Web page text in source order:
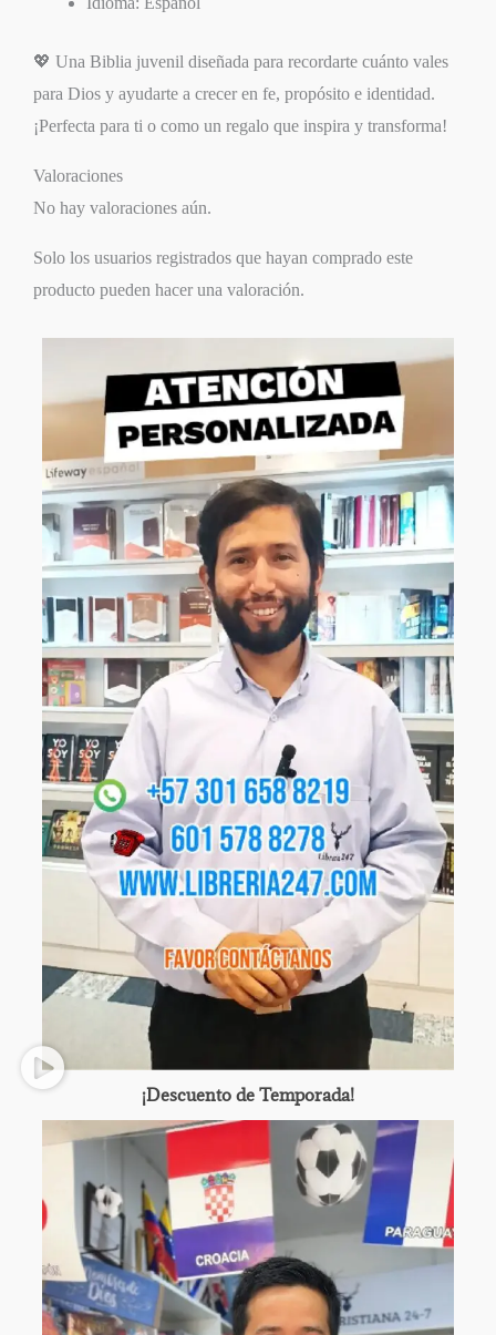
💖 Una Biblia juvenil diseñada para recordarte cuánto vales
para Dios y ayudarte a crecer en fe, propósito e identidad.
¡Perfecta para ti o como un regalo que inspira y transforma!
Valoraciones
No hay valoraciones aún.
Solo los usuarios registrados que hayan comprado este
producto pueden hacer una valoración.
¡Descuento de Temporada!